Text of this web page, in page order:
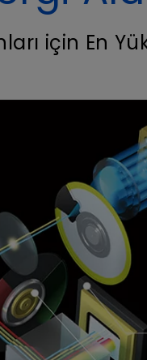
için En